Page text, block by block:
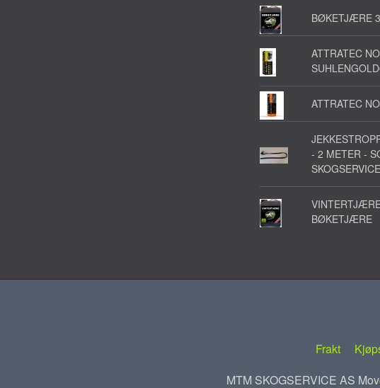
BØKETJÆRE
ATTRATEC
ATTRATEC
- 2 METER -
BØKETJÆRE
Frakt
MTM SKOGSERVICE AS